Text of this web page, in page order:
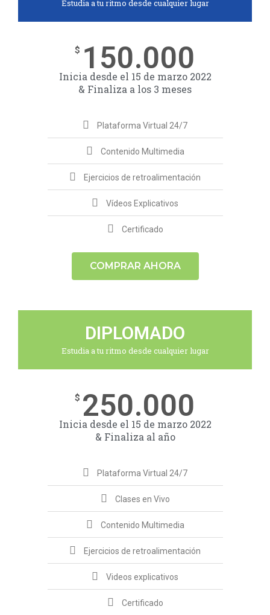
Estudia a tu ritmo desde cualquier lugar
$ 150.000
Inicia desde el 15 de marzo 2022
& Finaliza a los 3 meses
Plataforma Virtual 24/7
Contenido Multimedia
Ejercicios de retroalimentación
Vídeos Explicativos
Certificado
COMPRAR AHORA
DIPLOMADO
Estudia a tu ritmo desde cualquier lugar
$ 250.000
Inicia desde el 15 de marzo 2022
& Finaliza al año
Plataforma Virtual 24/7
Clases en Vivo
Contenido Multimedia
Ejercicios de retroalimentación
Videos explicativos
Certificado